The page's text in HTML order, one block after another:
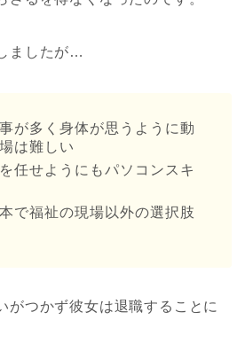
ましたが…
が多く身体が思うように動
は難しい
任せようにもパソコンスキ
で福祉の現場以外の選択肢
がつかず彼女は退職することに